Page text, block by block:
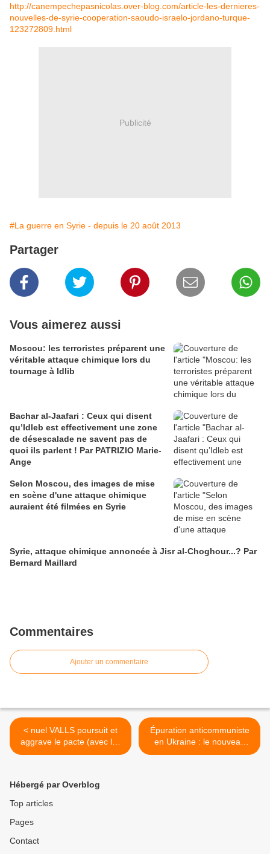
http://canempechepasnicolas.over-blog.com/article-les-dernieres-
nouvelles-de-syrie-cooperation-saoudo-israelo-jordano-turque-
123272809.html
Publicité
#La guerre en Syrie - depuis le 20 août 2013
Partager
Vous aimerez aussi
Moscou: les terroristes préparent une
véritable attaque chimique lors du
tournage à Idlib
Bachar al-Jaafari : Ceux qui disent
qu’Idleb est effectivement une zone
de désescalade ne savent pas de
quoi ils parlent ! Par PATRIZIO Marie-
Ange
Selon Moscou, des images de mise
en scène d'une attaque chimique
auraient été filmées en Syrie
Syrie, attaque chimique annoncée à Jisr al-Choghour...? Par
Bernard Maillard
Commentaires
Ajouter un commentaire
< nuel VALLS poursuit et
aggrave le pacte (avec les
patrons) de "responsabilité"
Épuration anticommuniste
en Ukraine : le nouveau
pouvoir liquide l'opposition.
Hébergé par Overblog
Top articles
Pages
Contact